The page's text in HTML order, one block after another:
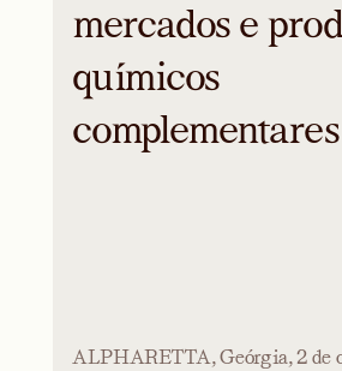
mercados e
químicos
complementares
ALPHARETTA, Geórgia, 2 de